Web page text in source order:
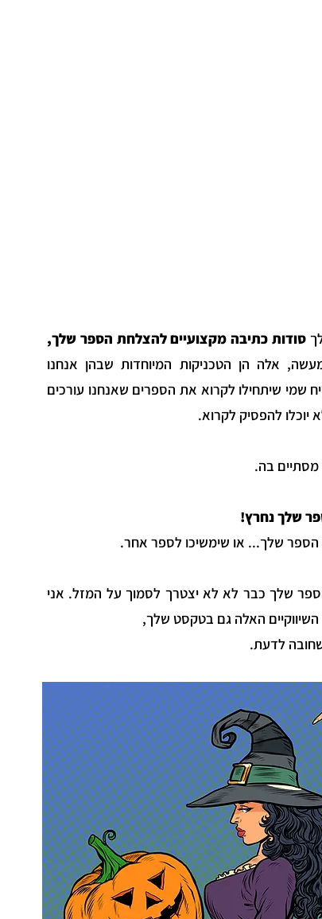
סודות כתיבה מקצועיים להצלחת הספר שלך,
אלה הן הטכניקות המיוחדות שבהן אנחנו
שמי שיתחילו לקרוא את הספרים שאנחנו עורכים
להפסיק לקרוא.
בה.
שלך נחרץ!
הספר שלך... או שימשיכו לספר אחר.
שלך כבר לא לא יצטרך לסמוך על המזל. אני
האלה גם בטקסט שלך,
לדעת.